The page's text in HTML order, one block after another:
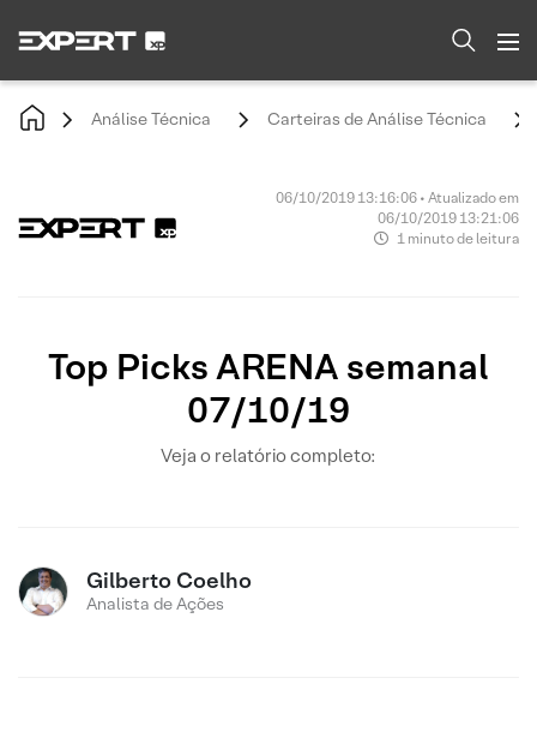
Análise Técnica Carteiras de Análise Técnica
06/10/2019 13:16:06 • Atualizado em
06/10/2019 13:21:06
1 minuto de leitura
Top Picks ARENA semanal
07/10/19
Veja o relatório completo:
Gilberto Coelho
Analista de Ações